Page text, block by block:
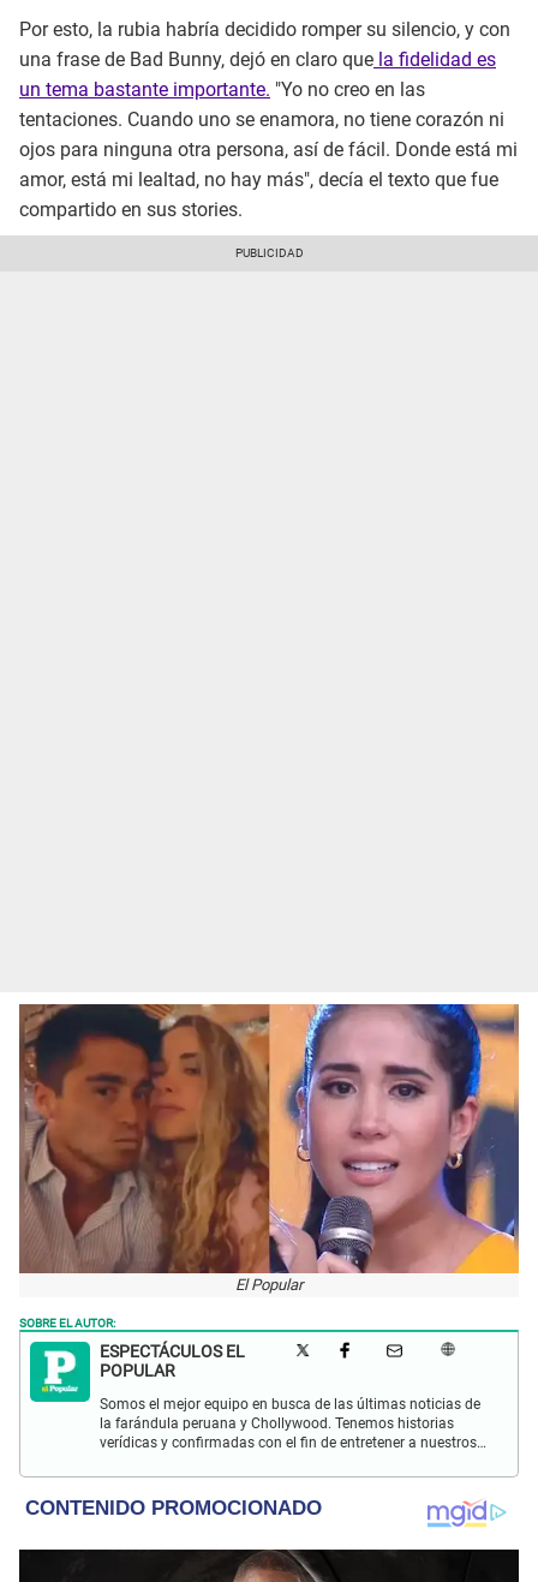
Por esto, la rubia habría decidido romper su silencio, y con
una frase de Bad Bunny, dejó en claro que la fidelidad es
un tema bastante importante. "Yo no creo en las
tentaciones. Cuando uno se enamora, no tiene corazón ni
ojos para ninguna otra persona, así de fácil. Donde está mi
amor, está mi lealtad, no hay más", decía el texto que fue
compartido en sus stories.
El Popular
SOBRE EL AUTOR:
ESPECTÁCULOS EL
POPULAR
Somos el mejor equipo en busca de las últimas noticias de
la farándula peruana y Chollywood. Tenemos historias
verídicas y confirmadas con el fin de entretener a nuestros